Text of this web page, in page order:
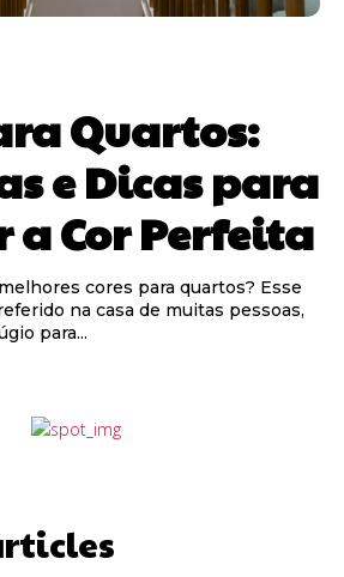
Quartos:
e Dicas para
a Cor Perfeita
cores para quartos? Esse
na casa de muitas pessoas,
para...